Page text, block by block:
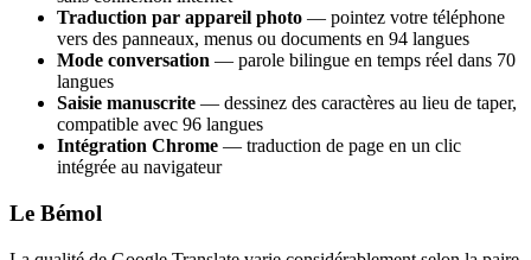
Traduction par appareil photo — pointez votre téléphone
vers des panneaux, menus ou documents en 94 langues
Mode conversation — parole bilingue en temps réel dans 70
langues
Saisie manuscrite — dessinez des caractères au lieu de taper,
compatible avec 96 langues
Intégration Chrome — traduction de page en un clic
intégrée au navigateur
Le Bémol